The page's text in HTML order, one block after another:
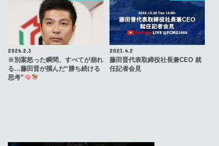
2026.2.3
※別案怒った瞬間、すべてが崩れ
る…藤田晋が掴んだ“勝ち続ける
思考”
2023.4.2
藤田晋代表取締役社長兼CEO 就
任記者会見